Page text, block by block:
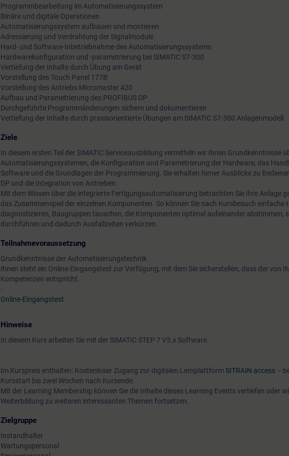
Programmbearbeitung im Automatisierungssystem
Binäre und digitale Operationen
Automatisierungssystem aufbauen und montieren
Adressierung und Verdrahtung der Signalmodule
Hard- und Software-Inbetriebnahme des Automatisierungssystems
Hardwarekonfiguration und -parametrierung bei SIMATIC S7-300
Vertiefung der Inhalte durch Übung am Gerät
Vorstellung des Touch Panel 177B
Vorstellung des Antriebs Micromaster 420
Aufbau und Parametrierung des PROFIBUS DP
Durchgeführte Programmänderungen sichern und dokumentieren
Vertiefung der Inhalte durch praxisorientierte Übungen am SIMATIC S7-300 Anlagenmodell.
Ziele
In diesem ersten Teil der SIMATIC Serviceausbildung vermitteln wir Ihnen Grundkenntnisse
Automatisierungssystemen, die Konfiguration und Parametrierung der Hardware, das
Software und die Grundlagen der Programmierung. Sie erhalten ferner Ausblicke zu
DP und die Integration von Antrieben.
Mit dem Wissen über die integrierte Fertigungsautomatisierung betrachten Sie Ihre Anlage
das Zusammenspiel der einzelnen Komponenten. So können Sie nach Kursbesuch einfache
diagnostizieren, Baugruppen tauschen, die Komponenten optimal aufeinander abstimmen,
durchführen und dadurch Ausfallzeiten verkürzen.
Teilnahmevoraussetzung
Grundkenntnisse der Automatisierungstechnik
Ihnen steht ein Online-Eingangstest zur Verfügung, mit dem Sie sicherstellen, dass der von
Kompetenzen entspricht.
-
Online-Eingangstest
Hinweise
In diesem Kurs arbeiten Sie mit der SIMATIC STEP 7 V5.x Software.
Im Kurspreis enthalten: Kostenloser Zugang zur digitalen Lernplattform SITRAIN access –
Kursstart bis zwei Wochen nach Kursende.
Mit der Learning Membership können Sie die Inhalte dieses Learning Events vertiefen oder
Weiterbildung zu weiteren interessanten Themen fortsetzen.
Zielgruppe
Instandhalter
Wartungspersonal